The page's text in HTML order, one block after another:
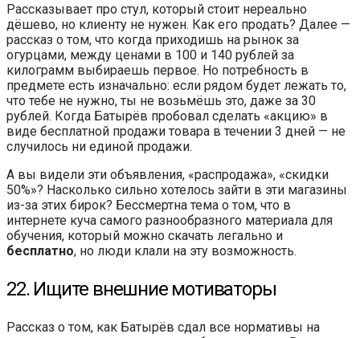
Рассказывает про стул, который стоит нереально
дёшево, но клиенту не нужен. Как его продать? Далее —
рассказ о том, что когда приходишь на рынок за
огурцами, между ценами в 100 и 140 рублей за
килограмм выбираешь первое. Но потребность в
предмете есть изначально: если рядом будет лежать то,
что тебе не нужно, ты не возьмёшь это, даже за 30
рублей. Когда Батырёв пробовал сделать «акцию» в
виде бесплатной продажи товара в течении 3 дней — не
случилось ни единой продажи.
А вы видели эти объявления, «распродажа», «скидки
50%»? Насколько сильно хотелось зайти в эти магазины
из-за этих бирок? Бессмертна тема о том, что в
интернете куча самого разнообразного материала для
обучения, который можно скачать легально и
бесплатно, но люди клали на эту возможность.
22. Ищите внешние мотиваторы
Рассказ о том, как Батырёв сдал все нормативы на